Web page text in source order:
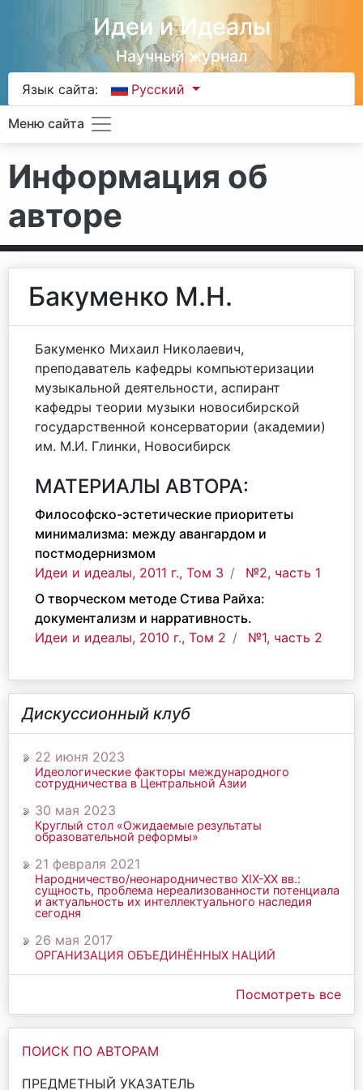
Идеи и Идеалы
Научный журнал
Язык сайта: Русский
Меню сайта
Информация об
авторе
Бакуменко М.Н.
Бакуменко Михаил Николаевич,
преподаватель кафедры компьютеризации
музыкальной деятельности, аспирант
кафедры теории музыки новосибирской
государственной консерватории (академии)
им. М.И. Глинки, Новосибирск
МАТЕРИАЛЫ АВТОРА:
Философско-эстетические приоритеты
минимализма: между авангардом и
постмодернизмом
Идеи и идеалы, 2011 г., Том 3
№2, часть 1
О творческом методе Стива Райха:
документализм и нарративность.
Идеи и идеалы, 2010 г., Том 2
№1, часть 2
Дискуссионный клуб
22 июня 2023
Идеологические факторы международного
сотрудничества в Центральной Азии
30 мая 2023
Круглый стол «Ожидаемые результаты
образовательной реформы»
21 февраля 2021
Народничество/неонародничество ХIХ-ХХ вв.:
сущность, проблема нереализованности потенциала
и актуальность их интеллектуального наследия
сегодня
26 мая 2017
ОРГАНИЗАЦИЯ ОБЪЕДИНЁННЫХ НАЦИЙ
Посмотреть все
ПОИСК ПО АВТОРАМ
ПРЕДМЕТНЫЙ УКАЗАТЕЛЬ